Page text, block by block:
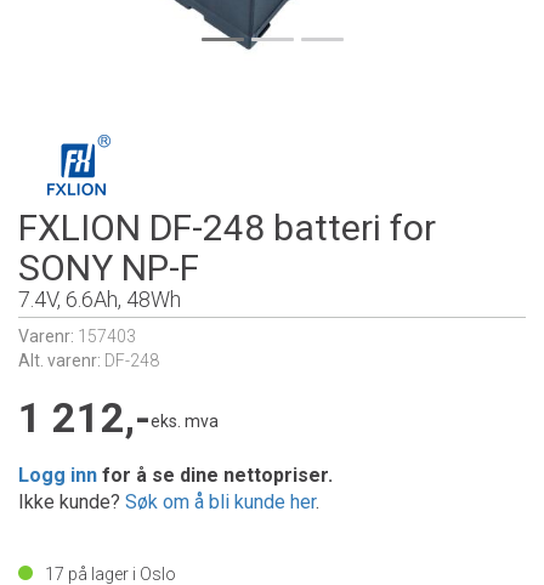
FXLION DF-248 batteri for
SONY NP-F
7.4V, 6.6Ah, 48Wh
Varenr: 157403
Alt. varenr: DF-248
1 212,-eks. mva
Logg inn for å se dine nettopriser.
Ikke kunde? Søk om å bli kunde her.
17 på lager i Oslo